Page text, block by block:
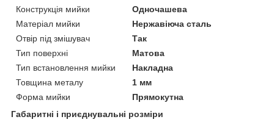
Конструкція мийки
Одночашева
Матеріал мийки
Нержавіюча сталь
Отвір під змішувач
Так
Тип поверхні
Матова
Тип встановлення мийки
Накладна
Товщина металу
1 мм
Форма мийки
Прямокутна
Габаритні і приєднувальні розміри